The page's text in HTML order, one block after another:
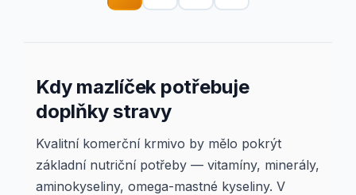
Kdy mazlíček potřebuje
doplňky stravy
Kvalitní komerční krmivo by mělo pokrýt
základní nutriční potřeby — vitamíny, minerály,
aminokyseliny, omega-mastné kyseliny. V